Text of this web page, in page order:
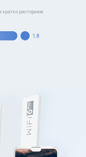
растојание
1.8